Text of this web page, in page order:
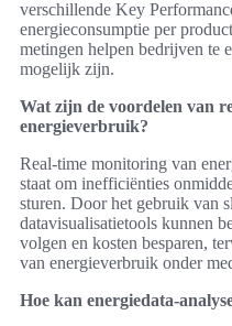
verschillende Key
energieconsumptie per
metingen helpen bedrijven te
mogelijk zijn.
Wat zijn de voordelen van
energieverbruik?
Real-time monitoring van
staat om inefficiënties
sturen. Door het gebruik van
datavisualisatietools kunnen
volgen en kosten besparen,
van energieverbruik onder
Hoe kan energiedata-